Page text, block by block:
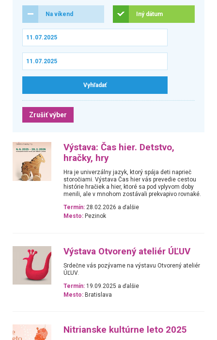
Na víkend Iný dátum
Zrušiť výber
Výstava: Čas hier. Detstvo,
hračky, hry
Hra je univerzálny jazyk, ktorý spája deti naprieč
storočiami. Výstava Čas hier vás prevedie cestou
histórie hračiek a hier, ktoré sa pod vplyvom doby
menili, ale v mnohom zostávali prekvapivo rovnaké.
Termín: 28.02.2026 a ďalšie
Mesto: Pezinok
Výstava Otvorený ateliér ÚĽUV
Srdečne vás pozývame na výstavu Otvorený ateliér
ÚĽUV.
Termín: 19.09.2025 a ďalšie
Mesto: Bratislava
Nitrianske kultúrne leto 2025